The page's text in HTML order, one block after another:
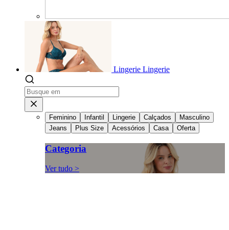
Lingerie Lingerie
Feminino Infantil Lingerie Calçados
Masculino
Jeans
Plus Size Acessórios Casa Oferta
Categoria
Ver tudo >